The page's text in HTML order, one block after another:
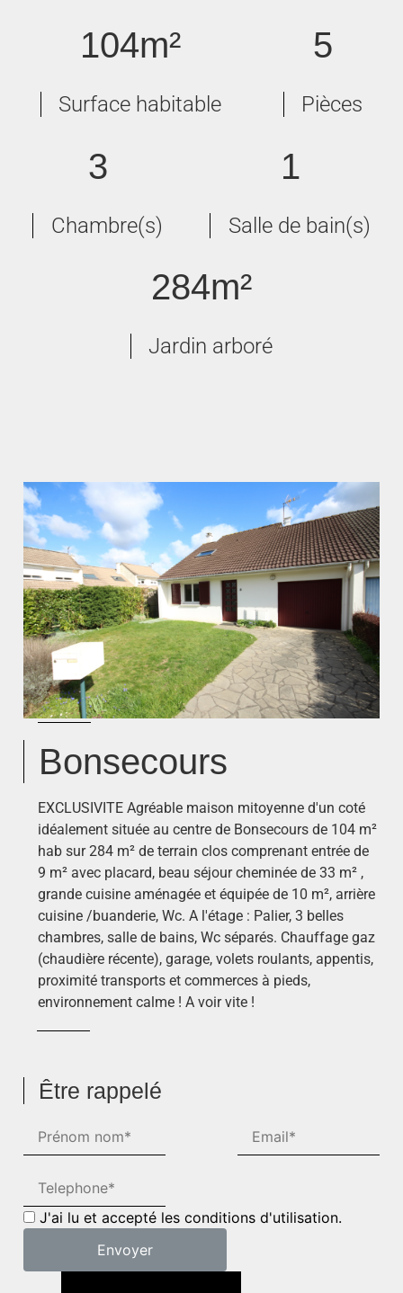
104m²
Surface habitable
5
Pièces
3
Chambre(s)
1
Salle de bain(s)
284m²
Jardin arboré
Bonsecours
EXCLUSIVITE Agréable maison mitoyenne d'un coté
idéalement située au centre de Bonsecours de 104 m²
hab sur 284 m² de terrain clos comprenant entrée de
9 m² avec placard, beau séjour cheminée de 33 m² ,
grande cuisine aménagée et équipée de 10 m², arrière
cuisine /buanderie, Wc. A l'étage : Palier, 3 belles
chambres, salle de bains, Wc séparés. Chauffage gaz
(chaudière récente), garage, volets roulants, appentis,
proximité transports et commerces à pieds,
environnement calme ! A voir vite !
Être rappelé
J'ai lu et accepté les conditions d'utilisation.